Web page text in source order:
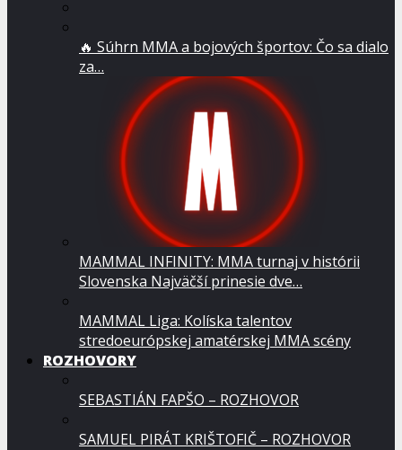
🔥 Súhrn MMA a bojových športov: Čo sa dialo
za…
MAMMAL INFINITY: MMA turnaj v histórii
Slovenska Najväčší prinesie dve…
MAMMAL Liga: Kolíska talentov
stredoeurópskej amatérskej MMA scény
ROZHOVORY
SEBASTIÁN FAPŠO – ROZHOVOR
SAMUEL PIRÁT KRIŠTOFIČ – ROZHOVOR